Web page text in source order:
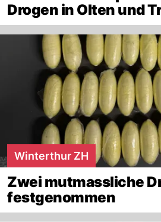
Drogen in Olten und
Winterthur ZH
Zwei mutmassliche
festgenommen